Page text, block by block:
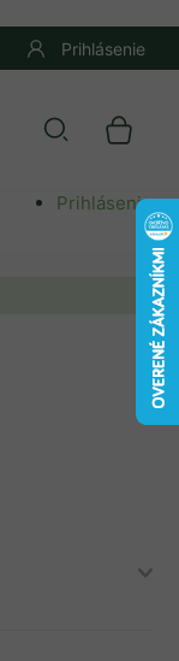
Prihlásenie
Prihlásenie